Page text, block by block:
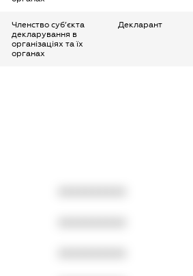
Членство суб’єкта
декларування в
організаціях та їх
органах
Декларант